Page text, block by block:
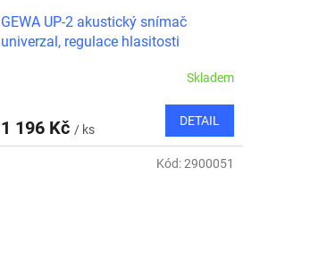
GEWA UP-2 akustický snímač
univerzal, regulace hlasitosti
Skladem
1 196 Kč / ks
DETAIL
Kód:2900051